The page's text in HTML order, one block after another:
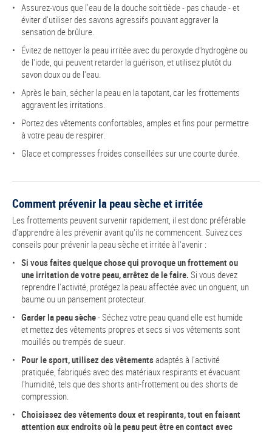
Assurez-vous que l’eau de la douche soit tiède - pas chaude - et
éviter d'utiliser des savons agressifs pouvant aggraver la
sensation de brûlure.
Évitez de nettoyer la peau irritée avec du peroxyde d'hydrogène ou
de l'iode, qui peuvent retarder la guérison, et utilisez plutôt du
savon doux ou de l'eau.
Après le bain, sécher la peau en la tapotant, car les frottements
aggravent les irritations.
Portez des vêtements confortables, amples et fins pour permettre
à votre peau de respirer.
Glace et compresses froides conseillées sur une courte durée.
Comment prévenir la peau sèche et irritée
Les frottements peuvent survenir rapidement, il est donc préférable
d'apprendre à les prévenir avant qu'ils ne commencent. Suivez ces
conseils pour prévenir la peau sèche et irritée à l'avenir :
Si vous faites quelque chose qui provoque un frottement ou
une irritation de votre peau, arrêtez de le faire. Si vous devez
reprendre l'activité, protégez la peau affectée avec un onguent, un
baume ou un pansement protecteur.
Garder la peau sèche- Séchez votre peau quand elle est humide
et mettez des vêtements propres et secs si vos vêtements sont
mouillés ou trempés de sueur.
Pour le sport, utilisez des vêtementsadaptés à l'activité
pratiquée, fabriqués avec des matériaux respirants et évacuant
l'humidité, tels que des shorts anti-frottement ou des shorts de
compression.
Choisissez des vêtements doux et respirants, tout en faisant
attention aux endroits où la peau peut être en contact avec